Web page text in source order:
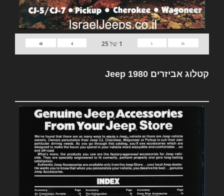
«
‹
1 של25
›
»
קטלוג אביזרים Jeep 1980